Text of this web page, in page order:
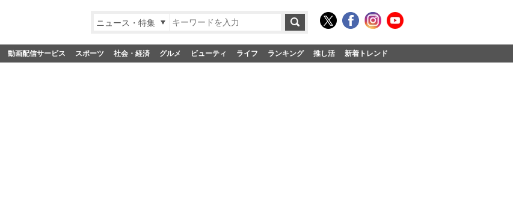
ニュース・特集
動画配信サービス スポーツ 社会・経済 グルメ ビューティ ライフ ランキング 推し活 新着トレンド